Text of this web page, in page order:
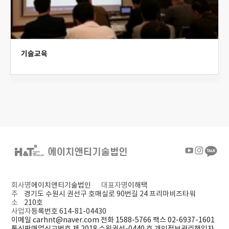
기술교육
회사명에이치앤티기술법인 대표자명이해택
주
소
경기도 수원시 권선구 호매실로 90번길 24 프리마비즈타워
210호
사업자등록번호 614-81-04430
이메일 carhnt@naver.com 전화 1588-5766 팩스 02-6937-1601